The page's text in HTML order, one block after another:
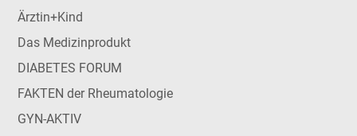
Ärztin+Kind
Das Medizinprodukt
DIABETES FORUM
FAKTEN der Rheumatologie
GYN-AKTIV